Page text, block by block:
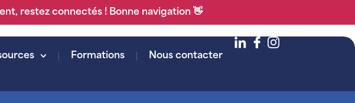
restez connectés ! Bonne navigation 👋
Formations Nous contacter